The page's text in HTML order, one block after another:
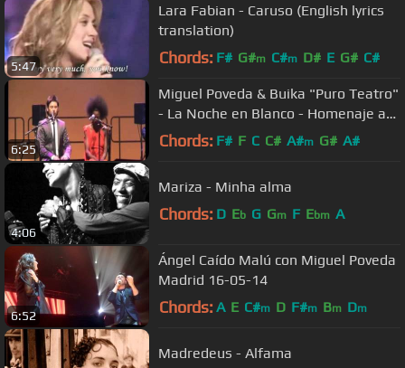
5:47
Lara Fabian - Caruso (English lyrics
translation)
Chords: F# G#m C#m D# E G# C#
6:25
Miguel Poveda & Buika "Puro Teatro"
- La Noche en Blanco - Homenaje a
Pedro Almodóvar 13.09.2008
Chords: F# F C C# A#m G# A#
4:06
Mariza - Minha alma
Chords: D Eb G Gm F Ebm A
6:52
Ángel Caído Malú con Miguel Poveda
Madrid 16-05-14
Chords: A E C#m D F#m Bm Dm
Madredeus - Alfama